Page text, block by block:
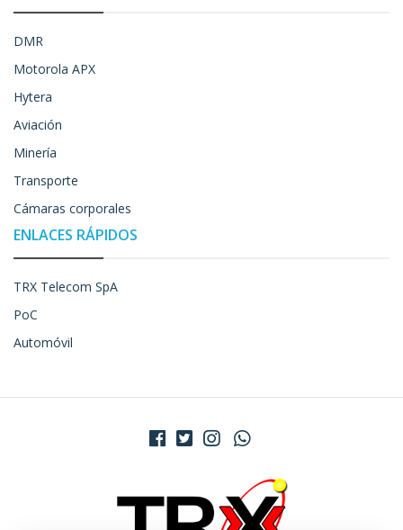
DMR
Motorola APX
Hytera
Aviación
Minería
Transporte
Cámaras corporales
ENLACES RÁPIDOS
TRX Telecom SpA
PoC
Automóvil